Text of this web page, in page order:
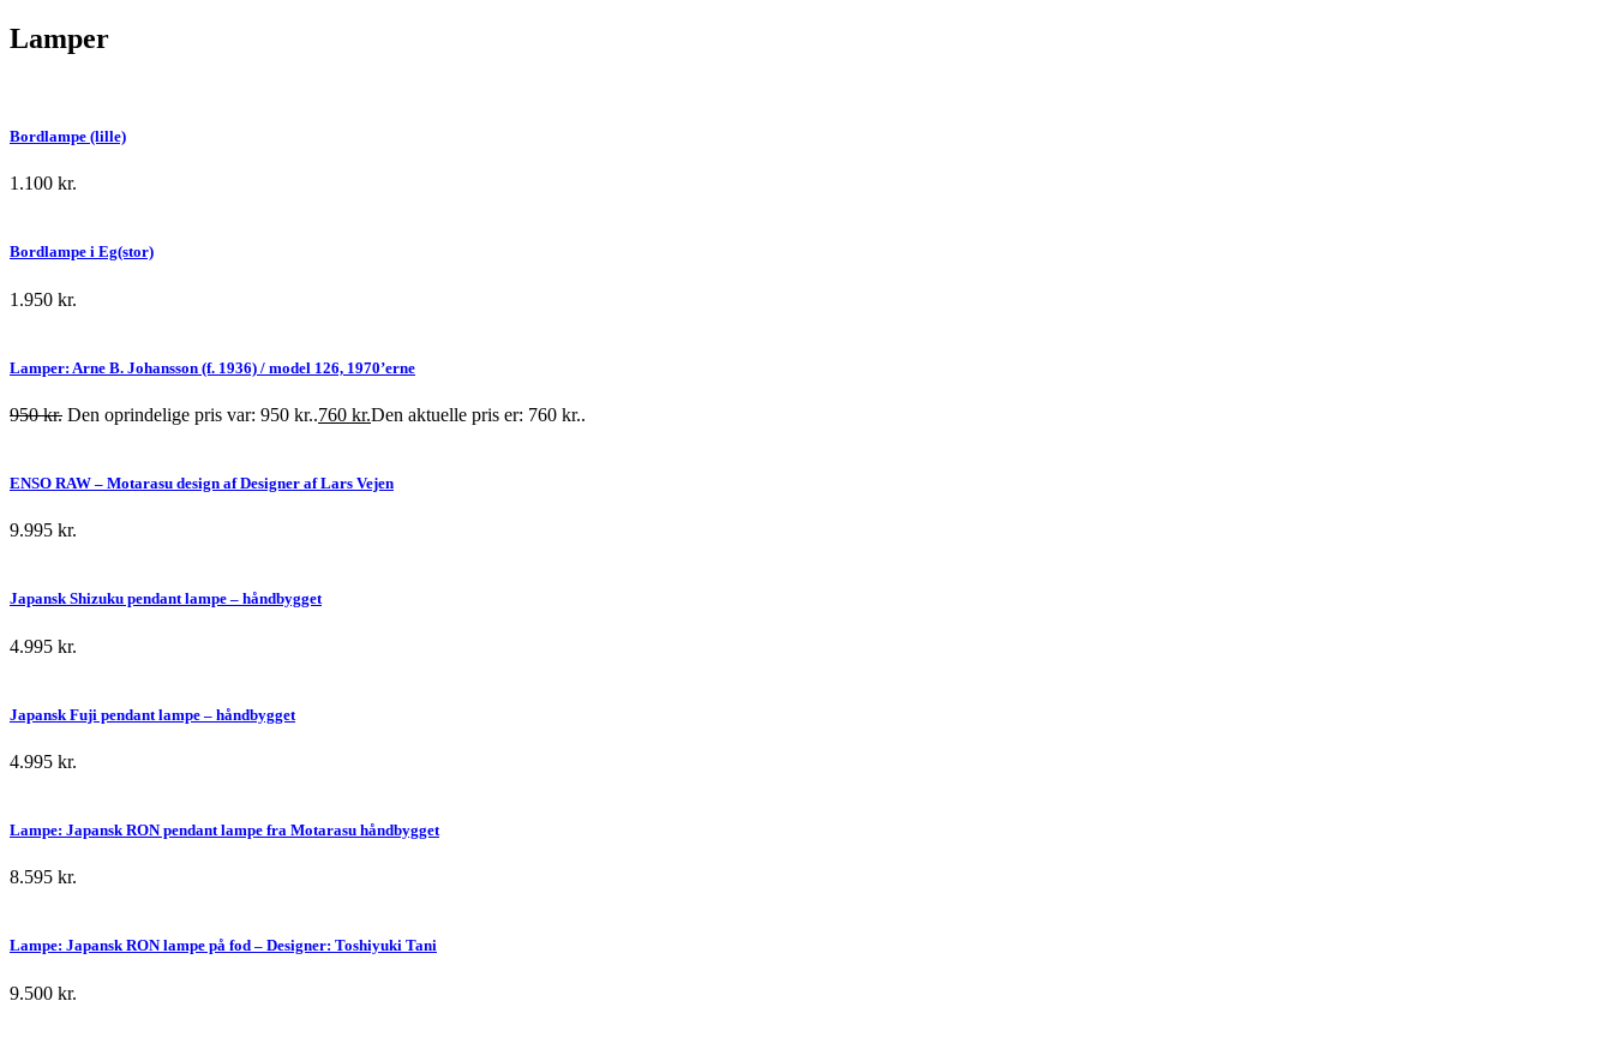
Lamper
Bordlampe (lille)
1.100 kr.
Bordlampe i Eg(stor)
1.950 kr.
Lamper: Arne B. Johansson (f. 1936) / model 126, 1970’erne
950kr. Den oprindelige pris var: 950 kr..760 kr.Den aktuelle pris er: 760 kr..
ENSO RAW – Motarasu design af Designer af Lars Vejen
9.995 kr.
Japansk Shizuku pendant lampe – håndbygget
4.995 kr.
Japansk Fuji pendant lampe – håndbygget
4.995 kr.
Lampe: Japansk RON pendant lampe fra Motarasu håndbygget
8.595 kr.
Lampe: Japansk RON lampe på fod – Designer: Toshiyuki Tani
9.500 kr.